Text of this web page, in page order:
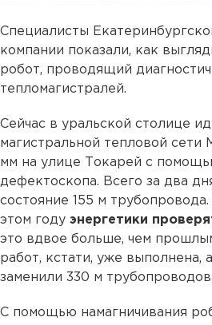
Специалисты
компании показали, как
робот, проводящий
тепломагистралей.
Сейчас в уральской столице
магистральной тепловой
мм на улице Токарей с
дефектоскопа. Всего за два
состояние 155 м
этом году энергетики
это вдвое больше, чем
работ, кстати, уже выполнена,
заменили 330 м трубопроводов.
С помощью намагничивания